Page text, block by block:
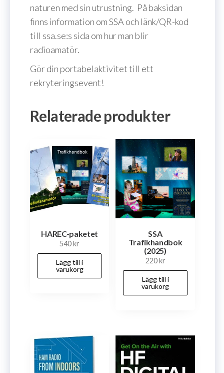
naturen med sin utrustning. På baksidan
finns information om SSA och länk/QR-kod
till ssa.se:s sida om hur man blir
radioamatör.
Gör din portabelaktivitet till ett
rekryteringsevent!
Relaterade produkter
HAREC-paketet
540kr
Lägg till i
varukorg
SSA
Trafikhandbok
(2025)
220kr
Lägg till i
varukorg